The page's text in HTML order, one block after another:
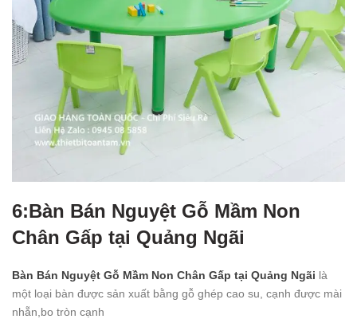
6:Bàn Bán Nguyệt Gỗ Mầm Non
Chân Gấp tại Quảng Ngãi
Bàn Bán Nguyệt Gỗ Mầm Non Chân Gấp tại Quảng Ngãi là
một loại bàn được sản xuất bằng gỗ ghép cao su, cạnh được mài
nhẵn,bo tròn cạnh